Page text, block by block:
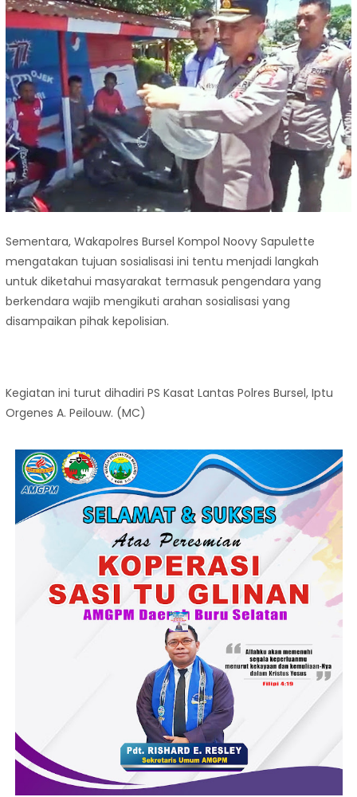
Sementara, Wakapolres Bursel Kompol Noovy Sapulette
mengatakan tujuan sosialisasi ini tentu menjadi langkah
untuk diketahui masyarakat termasuk pengendara yang
berkendara wajib mengikuti arahan sosialisasi yang
disampaikan pihak kepolisian.
Kegiatan ini turut dihadiri PS Kasat Lantas Polres Bursel, Iptu
Orgenes A. Peilouw. (MC)